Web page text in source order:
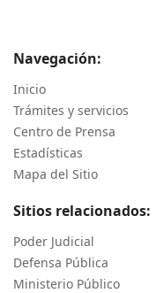
Navegación:
Inicio
Trámites y servicios
Centro de Prensa
Estadísticas
Mapa del Sitio
Sitios relacionados:
Poder Judicial
Defensa Pública
Ministerio Público